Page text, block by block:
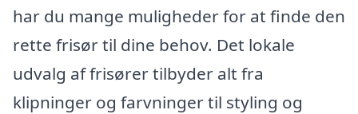
har du mange muligheder for at finde den
rette frisør til dine behov. Det lokale
udvalg af frisører tilbyder alt fra
klipninger og farvninger til styling og